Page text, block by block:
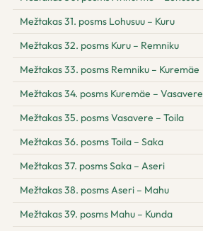
Mežtakas 31. posms Lohusuu – Kuru
Mežtakas 32. posms Kuru – Remniku
Mežtakas 33. posms Remniku – Kuremäe
Mežtakas 34. posms Kuremäe – Vasavere
Mežtakas 35. posms Vasavere – Toila
Mežtakas 36. posms Toila – Saka
Mežtakas 37. posms Saka – Aseri
Mežtakas 38. posms Aseri – Mahu
Mežtakas 39. posms Mahu – Kunda